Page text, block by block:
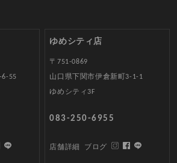
6-55
ゆめシティ店
〒751-0869
山口県下関市伊倉新町3-1-1
ゆめシティ3F
083-250-6955
店舗詳細 ブログ